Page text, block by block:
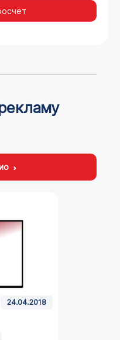
24.04.2018